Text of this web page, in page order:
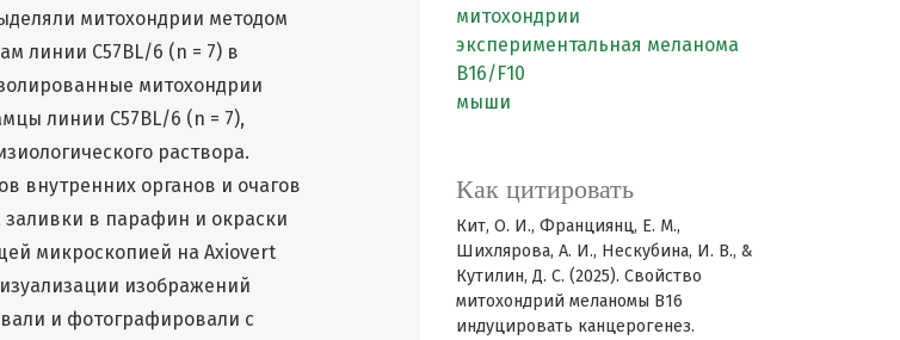
митохондрии
экспериментальная меланома
В16/F10
мыши
Как цитировать
Кит, О. И., Франциянц, Е. М.,
Шихлярова, А. И., Нескубина, И. В., &
Кутилин, Д. С. (2025). Свойство
митохондрий меланомы В16
индуцировать канцерогенез.
митохондрии методом
линии С57ВL/6 (n = 7) в
митохондрии
линии С57ВL/6 (n = 7),
раствора.
внутренних органов и очагов
заливки в парафин и окраски
микроскопией на Axiovert
изображений
и фотографировали с